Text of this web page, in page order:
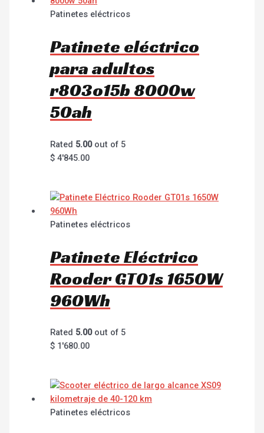
Patinetes eléctricos
Patinete eléctrico
para adultos
r803o15b 8000w
50ah
Rated 5.00out of 5
$ 4'845.00
Patinetes eléctricos
Patinete Eléctrico
Rooder GT01s 1650W
960Wh
Rated 5.00out of 5
$ 1'680.00
Patinetes eléctricos